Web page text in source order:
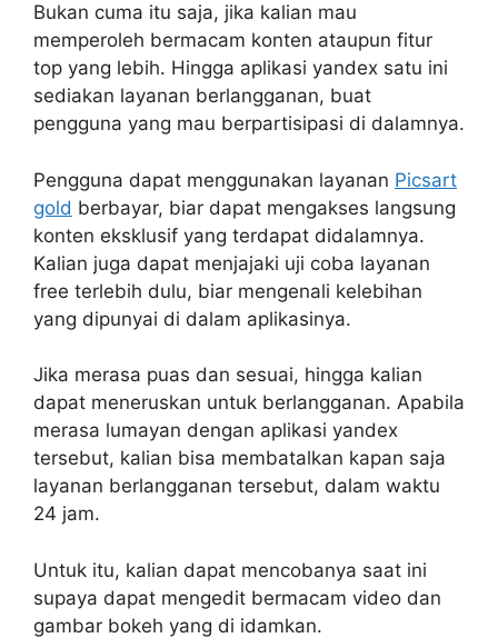
Bukan cuma itu saja, jika kalian mau
memperoleh bermacam konten ataupun fitur
top yang lebih. Hingga aplikasi yandex satu ini
sediakan layanan berlangganan, buat
pengguna yang mau berpartisipasi di dalamnya.
Pengguna dapat menggunakan layanan Picsart
gold berbayar, biar dapat mengakses langsung
konten eksklusif yang terdapat didalamnya.
Kalian juga dapat menjajaki uji coba layanan
free terlebih dulu, biar mengenali kelebihan
yang dipunyai di dalam aplikasinya.
Jika merasa puas dan sesuai, hingga kalian
dapat meneruskan untuk berlangganan. Apabila
merasa lumayan dengan aplikasi yandex
tersebut, kalian bisa membatalkan kapan saja
layanan berlangganan tersebut, dalam waktu
24 jam.
Untuk itu, kalian dapat mencobanya saat ini
supaya dapat mengedit bermacam video dan
gambar bokeh yang di idamkan.